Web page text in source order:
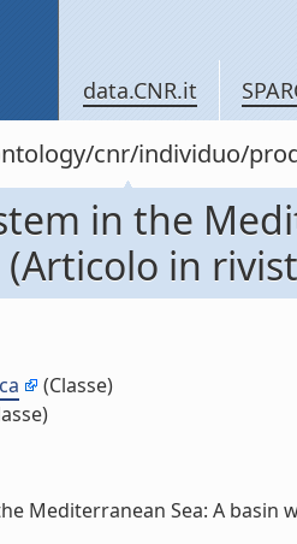
data.CNR.it
cnr/individuo/
in the
in
(Classe)
Mediterranean Sea: A